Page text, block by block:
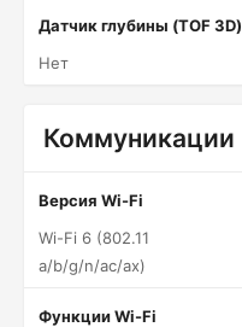
Датчик глубины (TOF 3D)
Нет
Коммуникации
Версия Wi-Fi
Wi-Fi 6 (802.11
a/b/g/n/ac/ax)
Функции Wi-Fi